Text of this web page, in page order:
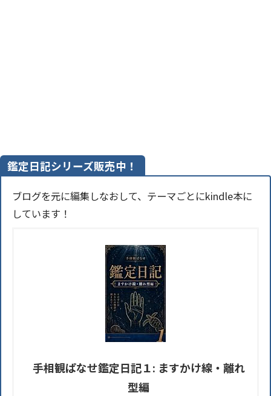
鑑定日記シリーズ販売中！
ブログを元に編集しなおして、テーマごとにkindle本に
しています！
手相観ぱなせ鑑定日記１: ますかけ線・離れ
型編